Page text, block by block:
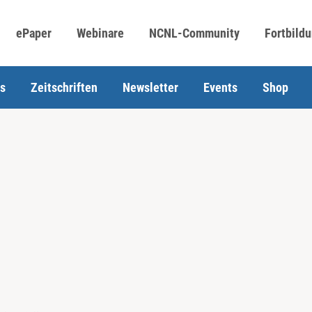
ePaper Webinare NCNL-Community
Zeitschriften Newsletter Events Shop